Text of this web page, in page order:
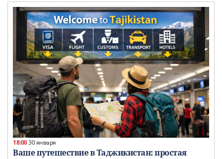
18:0030 января
Ваше путешествие в Таджикистан: простая